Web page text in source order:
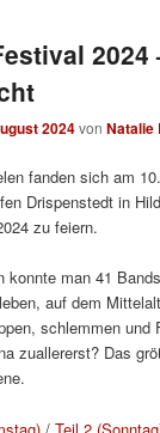
2024
2024vonNatalie
fanden sich am
Drispenstedt in
zu feiern.
konnte man 41
auf dem
schlemmen und
zuallererst? Das
/Teil 2